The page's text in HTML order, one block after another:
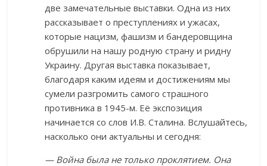
две замечательные выставки. Одна из них
рассказывает о преступлениях и ужасах,
которые нацизм, фашизм и бандеровщина
обрушили на нашу родную страну и ридну
Украину. Другая выставка показывает,
благодаря каким идеям и достижениям мы
сумели разгромить самого страшного
противника в 1945-м. Её экспозиция
начинается со слов И.В. Сталина. Вслушайтесь,
насколько они актуальны и сегодня:
— Война была не только проклятием. Она